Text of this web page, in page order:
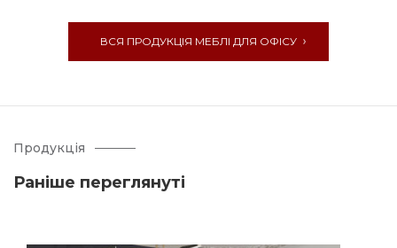
ВСЯ ПРОДУКЦІЯ МЕБЛІ ДЛЯ ОФІСУ
Продукція
Раніше переглянуті